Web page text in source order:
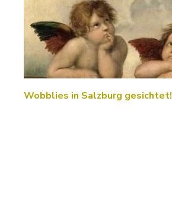
Wobblies in Salzburg gesichtet!